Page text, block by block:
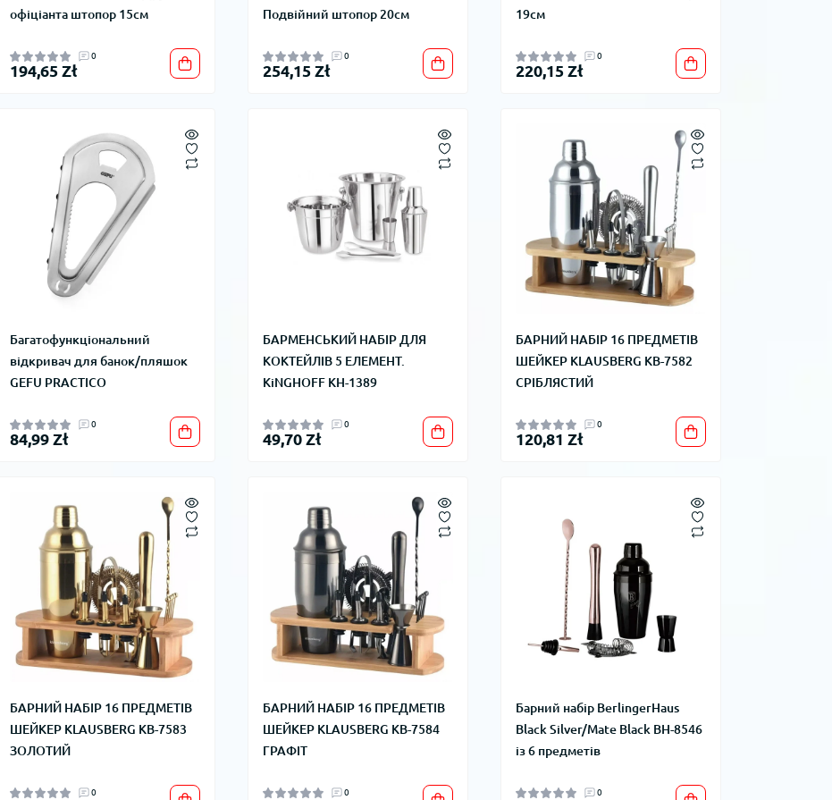
офіціанта штопор 15см
0
194,65 Zł
Подвійний штопор 20см
0
254,15 Zł
19см
0
220,15 Zł
Багатофункціональний
відкривач для банок/пляшок
GEFU PRACTICO
0
84,99 Zł
БАРМЕНСЬКИЙ НАБІР ДЛЯ
КОКТЕЙЛІВ 5 ЕЛЕМЕНТ.
KiNGHOFF KH-1389
0
49,70 Zł
БАРНИЙ НАБІР 16 ПРЕДМЕТІВ
ШЕЙКЕР KLAUSBERG KB-7582
СРІБЛЯСТИЙ
0
120,81 Zł
БАРНИЙ НАБІР 16 ПРЕДМЕТІВ
ШЕЙКЕР KLAUSBERG KB-7583
ЗОЛОТИЙ
0
БАРНИЙ НАБІР 16 ПРЕДМЕТІВ
ШЕЙКЕР KLAUSBERG KB-7584
ГРАФІТ
0
Барний набір BerlingerHaus
Black Silver/Mate Black BH-8546
із 6 предметів
0